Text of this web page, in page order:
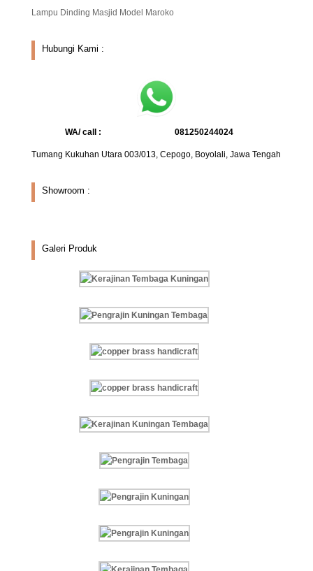
Lampu Dinding Masjid Model Maroko
Hubungi Kami :
WA/ call : 081250244024
Tumang Kukuhan Utara 003/013, Cepogo, Boyolali, Jawa Tengah
Showroom :
Galeri Produk